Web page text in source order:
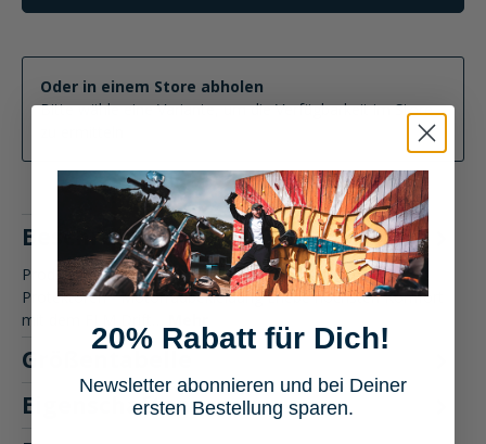
Oder in einem Store abholen
Bitte wähle eine Variante, um die Verfügbarkeit im Store
Beschreibung
Produktbeschreibung: FLM Drift Sport Hoodie mit
Protektoren - Motorradbekleidung Erlebe höchsten Komfort
mit dem FLM Drift…
Größentabelle
Eigenschaften
20% Rabatt für Dich!
Newsletter abonnieren und bei Deiner
ersten Bestellung sparen.